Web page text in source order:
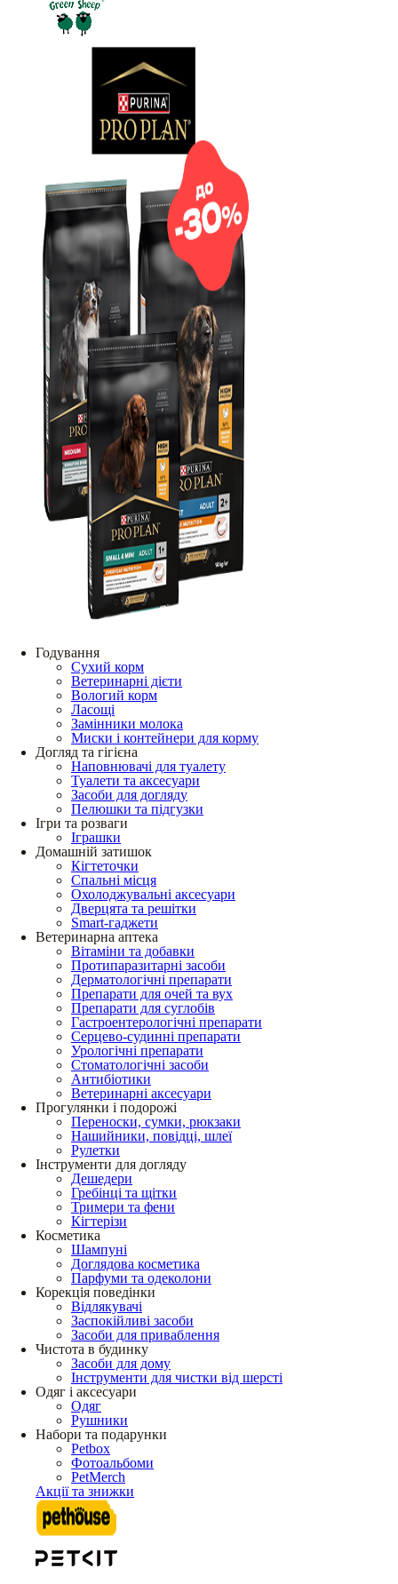
Годування
Сухий корм
Ветеринарні дієти
Вологий корм
Ласощі
Замінники молока
Миски і контейнери для корму
Догляд та гігієна
Наповнювачі для туалету
Туалети та аксесуари
Засоби для догляду
Пелюшки та підгузки
Ігри та розваги
Іграшки
Домашній затишок
Кігтеточки
Спальні місця
Охолоджувальні аксесуари
Дверцята та решітки
Smart-гаджети
Ветеринарна аптека
Вітаміни та добавки
Протипаразитарні засоби
Дерматологічні препарати
Препарати для очей та вух
Препарати для суглобів
Гастроентерологічні препарати
Серцево-судинні препарати
Урологічні препарати
Стоматологічні засоби
Антибіотики
Ветеринарні аксесуари
Прогулянки і подорожі
Переноски, сумки, рюкзаки
Нашийники, повідці, шлеї
Рулетки
Інструменти для догляду
Дешедери
Гребінці та щітки
Тримери та фени
Кігтерізи
Косметика
Шампуні
Доглядова косметика
Парфуми та одеколони
Корекція поведінки
Відлякувачі
Заспокійливі засоби
Засоби для приваблення
Чистота в будинку
Засоби для дому
Інструменти для чистки від шерсті
Одяг і аксесуари
Одяг
Рушники
Набори та подарунки
Petbox
Фотоальбоми
PetMerch
Акції та знижки